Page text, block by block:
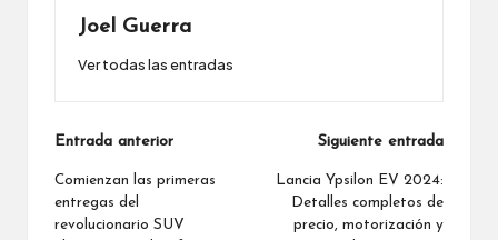
Joel Guerra
Ver todas las entradas
Navegación
de
entradas
Entrada anterior
Comienzan las primeras
entregas del
revolucionario SUV
Siguiente entrada
Lancia Ypsilon EV 2024:
Detalles completos de
precio, motorización y